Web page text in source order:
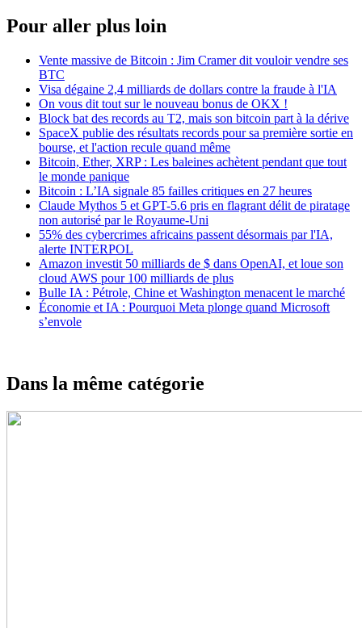
Pour aller plus loin
Vente massive de Bitcoin : Jim Cramer dit vouloir vendre ses
BTC
Visa dégaine 2,4 milliards de dollars contre la fraude à l'IA
On vous dit tout sur le nouveau bonus de OKX !
Block bat des records au T2, mais son bitcoin part à la dérive
SpaceX publie des résultats records pour sa première sortie en
bourse, et l'action recule quand même
Bitcoin, Ether, XRP : Les baleines achètent pendant que tout
le monde panique
Bitcoin : L’IA signale 85 failles critiques en 27 heures
Claude Mythos 5 et GPT-5.6 pris en flagrant délit de piratage
non autorisé par le Royaume-Uni
55% des cybercrimes africains passent désormais par l'IA,
alerte INTERPOL
Amazon investit 50 milliards de $ dans OpenAI, et loue son
cloud AWS pour 100 milliards de plus
Bulle IA : Pétrole, Chine et Washington menacent le marché
Économie et IA : Pourquoi Meta plonge quand Microsoft
s’envole
Dans la même catégorie